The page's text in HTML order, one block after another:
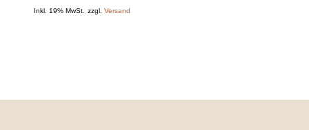
Inkl. 19% MwSt. zzgl. Versand